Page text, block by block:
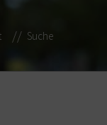
Suche